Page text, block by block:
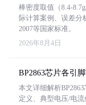
棒密度取值（8.4-
际计算案例、误差分
2007等国家标准。
2026年8月4日
BP2863芯片各引
本文详细解析
定义、典型电压/电